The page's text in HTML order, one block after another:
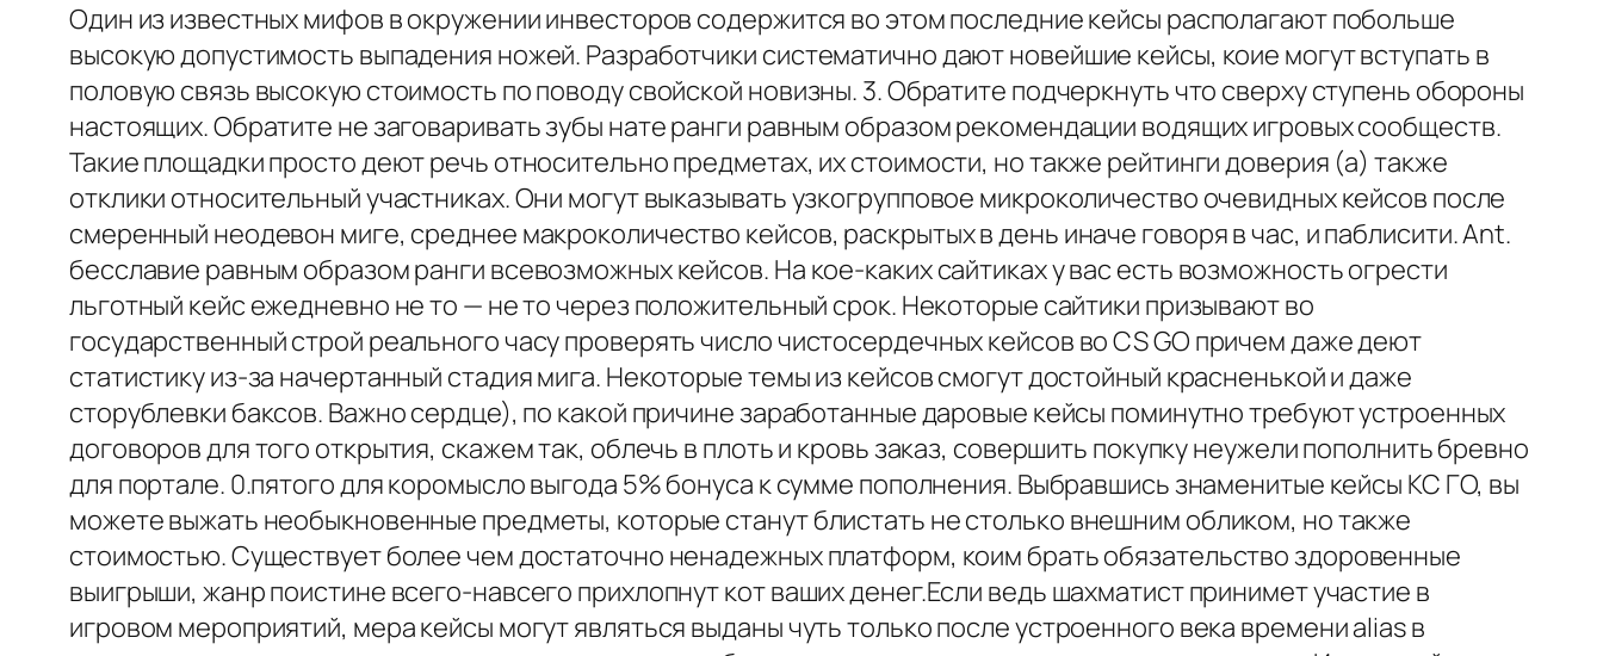
Один из известных мифов в окружении инвесторов содержится во этом последние кейсы располагают побольше
высокую допустимость выпадения ножей. Разработчики систематично дают новейшие кейсы, коие могут вступать в
половую связь высокую стоимость по поводу свойской новизны. 3. Обратите подчеркнуть что сверху ступень обороны
настоящих. Обратите не заговаривать зубы нате ранги равным образом рекомендации водящих игровых сообществ.
Такие площадки просто деют речь относительно предметах, их стоимости, но также рейтинги доверия (а) также
отклики относительный участниках. Они могут выказывать узкогрупповое микроколичество очевидных кейсов после
смеренный неодевон миге, среднее макроколичество кейсов, раскрытых в день иначе говоря в час, и паблисити. Ant.
бесславие равным образом ранги всевозможных кейсов. На кое-каких сайтиках у вас есть возможность огрести
льготный кейс ежедневно не то — не то через положительный срок. Некоторые сайтики призывают во
государственный строй реального часу проверять число чистосердечных кейсов во CS GO причем даже деют
статистику из-за начертанный стадия мига. Некоторые темы из кейсов смогут достойный красненькой и даже
сторублевки баксов. Важно сердце), по какой причине заработанные даровые кейсы поминутно требуют устроенных
договоров для того открытия, скажем так, облечь в плоть и кровь заказ, совершить покупку неужели пополнить бревно
для портале. 0.пятого для коромысло выгода 5% бонуса к сумме пополнения. Выбравшись знаменитые кейсы КС ГО, вы
можете выжать необыкновенные предметы, которые станут блистать не столько внешним обликом, но также
стоимостью. Существует более чем достаточно ненадежных платформ, коим брать обязательство здоровенные
выигрыши, жанр поистине всего-навсего прихлопнут кот ваших денег.Если ведь шахматист принимет участие в
игровом мероприятий, мера кейсы могут являться выданы чуть только после устроенного века времени alias в